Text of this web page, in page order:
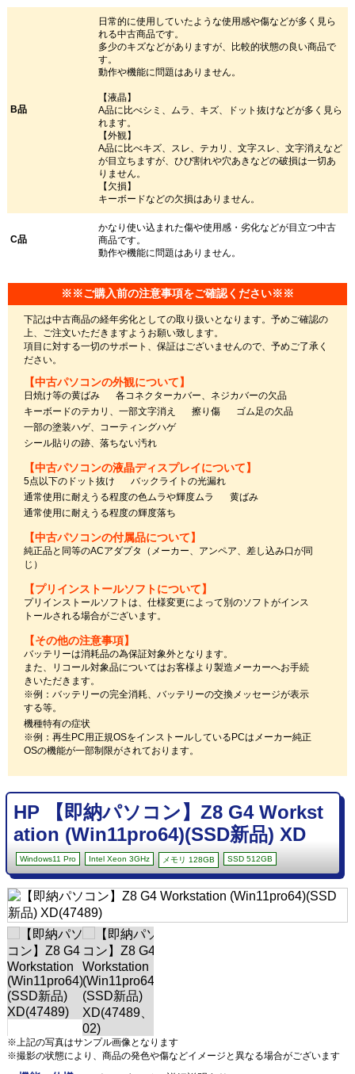
B品
日常的に使用していたような使用感や傷などが多く見ら
れる中古商品です。
多少のキズなどがありますが、比較的状態の良い商品で
す。
動作や機能に問題はありません。
【液晶】
A品に比べシミ、ムラ、キズ、ドット抜けなどが多く見ら
れます。
【外観】
A品に比べキズ、スレ、テカリ、文字スレ、文字消えなど
が目立ちますが、ひび割れや穴あきなどの破損は一切あ
りません。
【欠損】
キーボードなどの欠損はありません。
C品
かなり使い込まれた傷や使用感・劣化などが目立つ中古
商品です。
動作や機能に問題はありません。
※※ご購入前の注意事項をご確認ください※※
下記は中古商品の経年劣化としての取り扱いとなります。予めご確認の
上、ご注文いただきますようお願い致します。
項目に対する一切のサポート、保証はございませんので、予めご了承く
ださい。
【中古パソコンの外観について】
日焼け等の黄ばみ
各コネクターカバー、ネジカバーの欠品
キーボードのテカリ、一部文字消え
擦り傷
ゴム足の欠品
一部の塗装ハゲ、コーティングハゲ
シール貼りの跡、落ちない汚れ
【中古パソコンの液晶ディスプレイについて】
5点以下のドット抜け
バックライトの光漏れ
通常使用に耐えうる程度の色ムラや輝度ムラ
黄ばみ
通常使用に耐えうる程度の輝度落ち
【中古パソコンの付属品について】
純正品と同等のACアダプタ（メーカー、アンペア、差し込み口が同
じ）
【プリインストールソフトについて】
プリインストールソフトは、仕様変更によって別のソフトがインス
トールされる場合がございます。
【その他の注意事項】
バッテリーは消耗品の為保証対象外となります。
また、リコール対象品についてはお客様より製造メーカーへお手続
きいただきます。
※例：バッテリーの完全消耗、バッテリーの交換メッセージが表示
する等。
機種特有の症状
※例：再生PC用正規OSをインストールしているPCはメーカー純正
OSの機能が一部制限がされております。
HP 【即納パソコン】Z8 G4 Workst
ation (Win11pro64)(SSD新品) XD
Windows11 Pro Intel Xeon 3GHz メモリ 128GB SSD 512GB
※上記の写真はサンプル画像となります
※撮影の状態により、商品の発色や傷などイメージと異なる場合がございます